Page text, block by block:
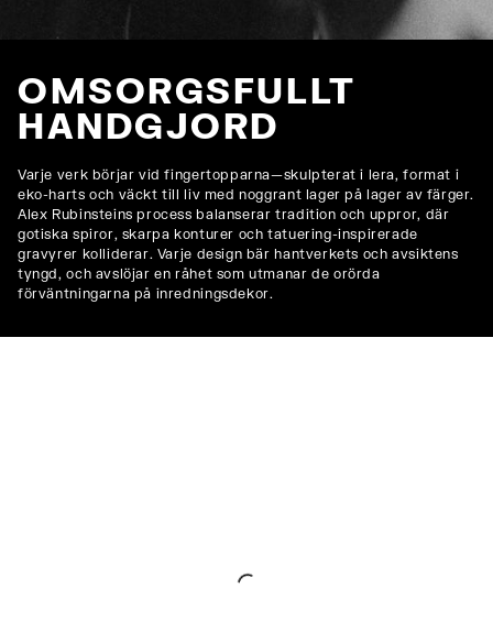
OMSORGSFULLT
HANDGJORD
Varje verk börjar vid fingertopparna—skulpterat i lera, format i
eko-harts och väckt till liv med noggrant lager på lager av färger.
Alex Rubinsteins process balanserar tradition och uppror, där
gotiska spiror, skarpa konturer och tatuering-inspirerade
gravyrer kolliderar. Varje design bär hantverkets och avsiktens
tyngd, och avslöjar en råhet som utmanar de orörda
förväntningarna på inredningsdekor.